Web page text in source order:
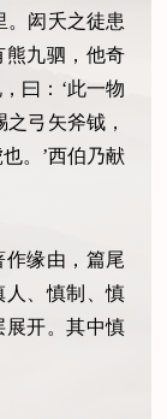
。闳夭之徒患
熊九驷，他奇
曰：‘此一物
弓矢斧钺，
。’西伯乃献
作缘由，篇尾
人、慎制、慎
开。其中慎